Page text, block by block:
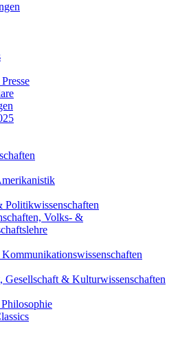
Politikwissenschaften
Volks- &
Gesellschaft & Kulturwissenschaften